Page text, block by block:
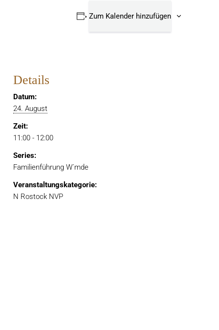
Zum Kalender hinzufügen
Details
Datum:
24. August
Zeit:
11:00 - 12:00
Series:
Familienführung W´mde
Veranstaltungskategorie:
N Rostock NVP